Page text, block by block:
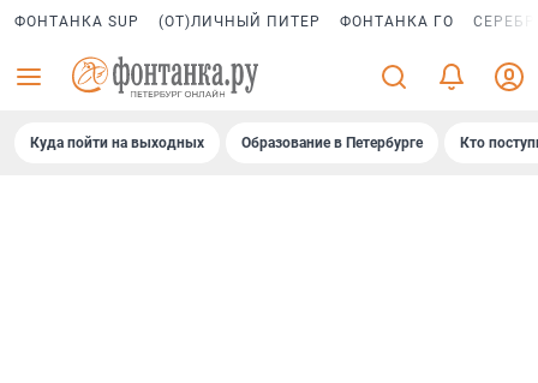
ФОНТАНКА SUP (ОТ)ЛИЧНЫЙ ПИТЕР ФОНТАНКА ГО
Куда пойти на выходных Образование в Петербурге Кто